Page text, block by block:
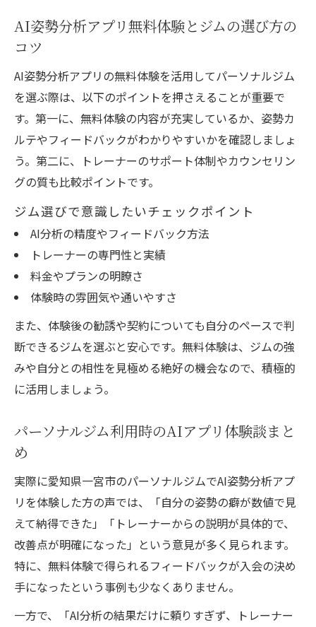
AI姿勢分析アプリ無料体験とジムの選び方の
コツ
AI姿勢分析アプリの無料体験を活用してパーソナルジム
を選ぶ際は、以下のポイントを押さえることが重要で
す。第一に、無料体験の内容が充実しているか、姿勢カ
ルテやフィードバックがわかりやすいかを確認しましょ
う。第二に、トレーナーのサポート体制やカウンセリン
グの質も比較ポイントです。
ジム選びで意識したいチェックポイント
AI分析の精度やフィードバック方法
トレーナーの専門性と実績
料金やプランの明瞭さ
体験時の雰囲気や通いやすさ
また、体験後の勧誘や契約についても自分のペースで判
断できるジムを選ぶと安心です。無料体験は、ジムの強
みや自分との相性を見極める絶好の機会なので、積極的
に活用しましょう。
パーソナルジム利用時のAIアプリ体験談まと
め
実際に愛知県一宮市のパーソナルジムでAI姿勢分析アプ
リを体験した方の声では、「自分の姿勢の癖が数値で見
えて納得できた」「トレーナーからの説明が具体的で、
改善点が明確になった」という意見が多く見られます。
特に、無料体験で得られるフィードバックが入会の決め
手になったという事例も少なくありません。
一方で、「AI分析の結果だけに頼りすぎず、トレーナー